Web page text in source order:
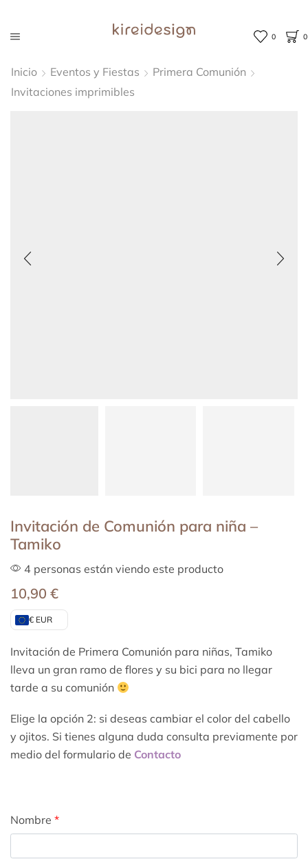
0 0
Inicio Eventos y Fiestas
Primera Comunión
Invitaciones imprimibles
Invitación de Comunión para niña –
Tamiko
4 personas están viendo este producto
10,90 €
€ EUR
Invitación de Primera Comunión para niñas, Tamiko
lleva un gran ramo de flores y su bici para no llegar
tarde a su comunión
Elige la opción 2: si deseas cambiar el color del cabello
y ojitos. Si tienes alguna duda consulta previamente por
medio del formulario de Contacto
Nombre *